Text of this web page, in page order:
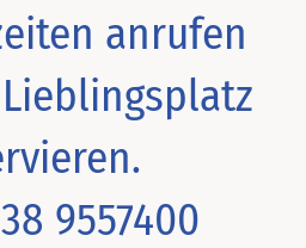
anrufen
9557400